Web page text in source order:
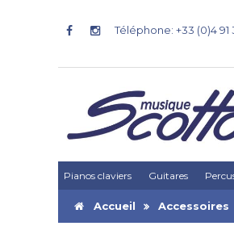
Téléphone: +33 (0)4 91
Pianos claviers Guitares
Accueil Accessoires